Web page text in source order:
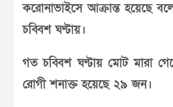
করোনাভাইসে আক্রান্ত হয়েছে
চব্বিশ ঘণ্টায়।
গত চব্বিশ ঘণ্টায় মোট মারা
রোগী শনাক্ত হয়েছে ২৯ জন।